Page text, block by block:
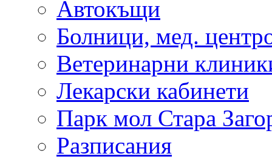
Автокъщи
Болници, мед.
Ветеринарни
Лекарски кабинети
Парк мол Стара
Разписания